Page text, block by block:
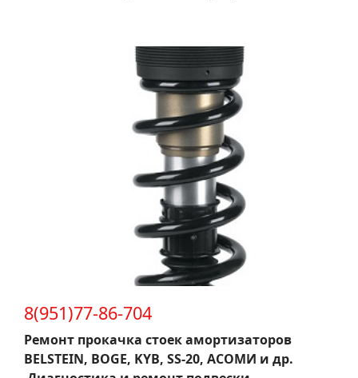
8(951)77-86-704
Ремонт прокачка стоек амортизаторов
BELSTEIN, BOGE, KYB, SS-20, АСОМИ и др.